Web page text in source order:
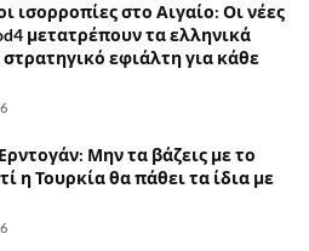
ισορροπίες στο Αιγαίο: Οι νέες
μετατρέπουν τα ελληνικά
στρατηγικό εφιάλτη για κάθε
Μην τα βάζεις με το
η Τουρκία θα πάθει τα ίδια με